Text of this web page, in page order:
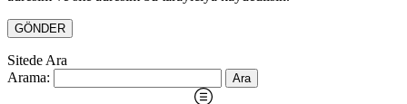
Sitede Ara
Arama: